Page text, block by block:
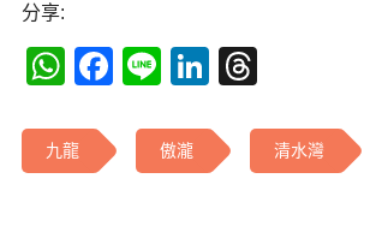
分享:
WhatsApp
Facebook
LineLinkedIn
九龍 傲瀧 清水灣